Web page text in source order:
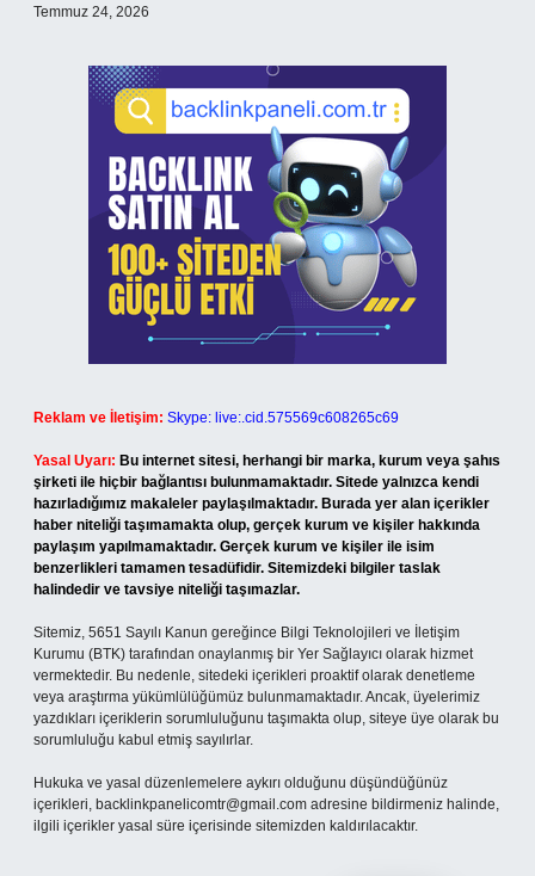
Temmuz 24, 2026
Reklam ve İletişim: Skype: live:.cid.575569c608265c69
Yasal Uyarı: Bu internet sitesi, herhangi bir marka, kurum veya şahıs
şirketi ile hiçbir bağlantısı bulunmamaktadır. Sitede yalnızca kendi
hazırladığımız makaleler paylaşılmaktadır. Burada yer alan içerikler
haber niteliği taşımamakta olup, gerçek kurum ve kişiler hakkında
paylaşım yapılmamaktadır. Gerçek kurum ve kişiler ile isim
benzerlikleri tamamen tesadüfidir. Sitemizdeki bilgiler taslak
halindedir ve tavsiye niteliği taşımazlar.
Sitemiz, 5651 Sayılı Kanun gereğince Bilgi Teknolojileri ve İletişim
Kurumu (BTK) tarafından onaylanmış bir Yer Sağlayıcı olarak hizmet
vermektedir. Bu nedenle, sitedeki içerikleri proaktif olarak denetleme
veya araştırma yükümlülüğümüz bulunmamaktadır. Ancak, üyelerimiz
yazdıkları içeriklerin sorumluluğunu taşımakta olup, siteye üye olarak bu
sorumluluğu kabul etmiş sayılırlar.
Hukuka ve yasal düzenlemelere aykırı olduğunu düşündüğünüz
içerikleri, backlinkpanelicomtr@gmail.com adresine bildirmeniz halinde,
ilgili içerikler yasal süre içerisinde sitemizden kaldırılacaktır.